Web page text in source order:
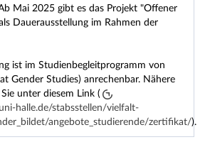
Mai 2025 gibt es das Projekt "Offener
Dauerausstellung im Rahmen der
ist im Studienbegleitprogramm von
Gender Studies) anrechenbar. Nähere
unter diesem Link (
halle.de/stabsstellen/vielfalt-
angebote_studierende/zertifikat/).